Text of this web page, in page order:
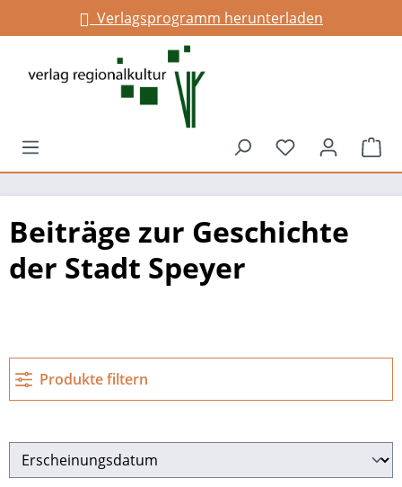
springenVerlagsprogramm herunterladen
Du hast 0
Beiträge zur Geschichte
der Stadt Speyer
Produkte filtern